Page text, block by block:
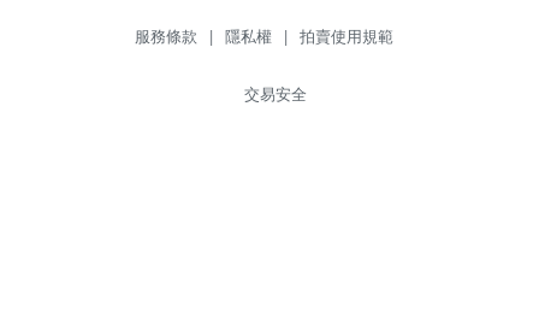
服務條款 | 隱私權 | 拍賣使用規範
交易安全